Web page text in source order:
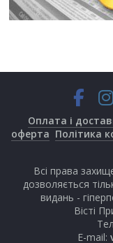
Оплата і
оферта Політика
Всі права
дозволяється
видань -
Вісті
E-mail: